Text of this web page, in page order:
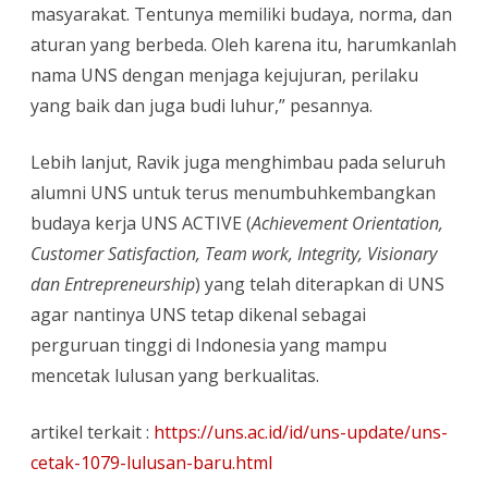
masyarakat. Tentunya memiliki budaya, norma, dan
aturan yang berbeda. Oleh karena itu, harumkanlah
nama UNS dengan menjaga kejujuran, perilaku
yang baik dan juga budi luhur,” pesannya.
Lebih lanjut, Ravik juga menghimbau pada seluruh
alumni UNS untuk terus menumbuhkembangkan
budaya kerja UNS ACTIVE (Achievement Orientation,
Customer Satisfaction, Team work, Integrity, Visionary
dan Entrepreneurship) yang telah diterapkan di UNS
agar nantinya UNS tetap dikenal sebagai
perguruan tinggi di Indonesia yang mampu
mencetak lulusan yang berkualitas.
artikel terkait : https://uns.ac.id/id/uns-update/uns-
cetak-1079-lulusan-baru.html